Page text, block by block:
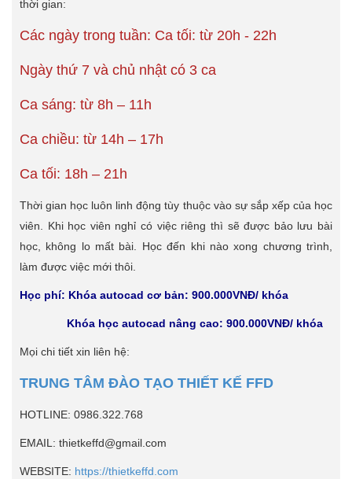
thời gian:
Các ngày trong tuần: Ca tối: từ 20h - 22h
Ngày thứ 7 và chủ nhật có 3 ca
Ca sáng: từ 8h – 11h
Ca chiều: từ 14h – 17h
Ca tối: 18h – 21h
Thời gian học luôn linh động tùy thuộc vào sự sắp xếp của học
viên. Khi học viên nghỉ có việc riêng thì sẽ được bảo lưu bài
học, không lo mất bài. Học đến khi nào xong chương trình,
làm được việc mới thôi.
Học phí: Khóa autocad cơ bản: 900.000VNĐ/ khóa
Khóa học autocad nâng cao: 900.000VNĐ/ khóa
Mọi chi tiết xin liên hệ:
TRUNG TÂM ĐÀO TẠO THIẾT KẾ FFD
HOTLINE: 0986.322.768
EMAIL: thietkeffd@gmail.com
WEBSITE: https://thietkeffd.com